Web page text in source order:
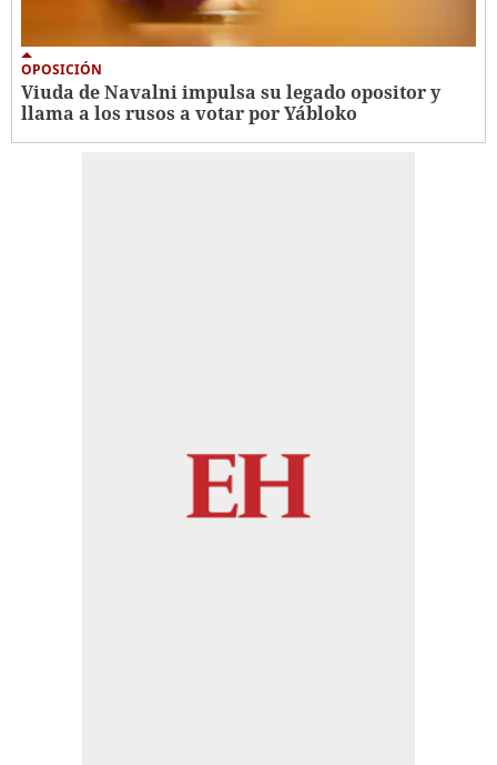
OPOSICIÓN
Viuda de Navalni impulsa su legado opositor y
llama a los rusos a votar por Yábloko